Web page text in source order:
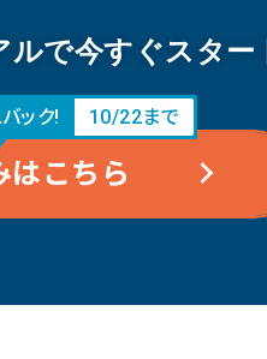
ルで今すぐスター
ック! 10/22まで
はこちら